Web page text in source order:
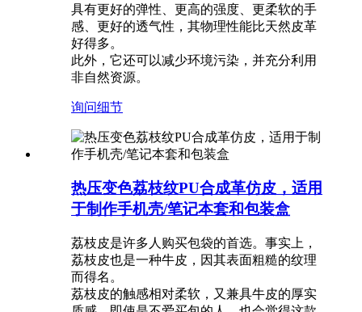
具有更好的弹性、更高的强度、更柔软的手
感、更好的透气性，其物理性能比天然皮革
好得多。
此外，它还可以减少环境污染，并充分利用
非自然资源。
询问细节
热压变色荔枝纹PU合成革仿皮，适用
于制作手机壳/笔记本套和包装盒
荔枝皮是许多人购买包袋的首选。事实上，
荔枝皮也是一种牛皮，因其表面粗糙的纹理
而得名。
荔枝皮的触感相对柔软，又兼具牛皮的厚实